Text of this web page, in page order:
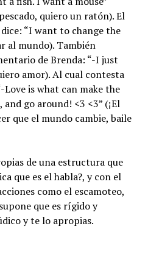
quiero un ratón). El
“I want to change the
al mundo). También
de Brenda: “-I just
amor). Al cual contesta
is what can make the
go around! <3 <3” (¡El
que el mundo cambie, baile
de una estructura que
que es el habla?, y con el
como el escamoteo,
que es rígido y
y te lo apropias.